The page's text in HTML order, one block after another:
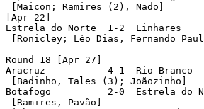
[Maicon; Ramires (2), Nado]
[Apr 22]
Estrela do Norte  1-2  Linhares
[Ronicley; Léo Dias, Fernando
Round 18 [Apr 27]
Aracruz	 	  4-1  Rio Branco
[Badinho, Tales (3); Joãozinho]
Botafogo	  2-0  Estrela do Norte
[Ramires, Pavão]